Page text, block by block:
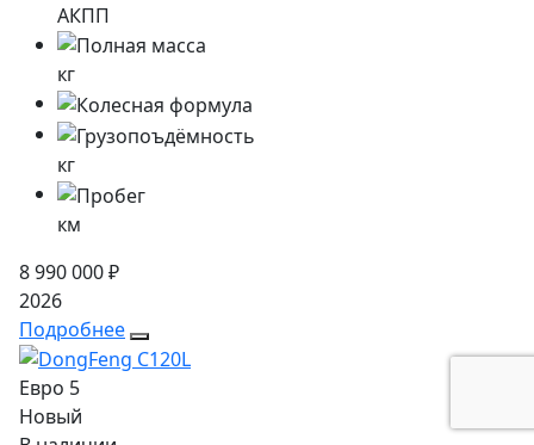
АКПП
кг
кг
км
8 990 000 ₽
2026
Подробнее
Евро 5
Новый